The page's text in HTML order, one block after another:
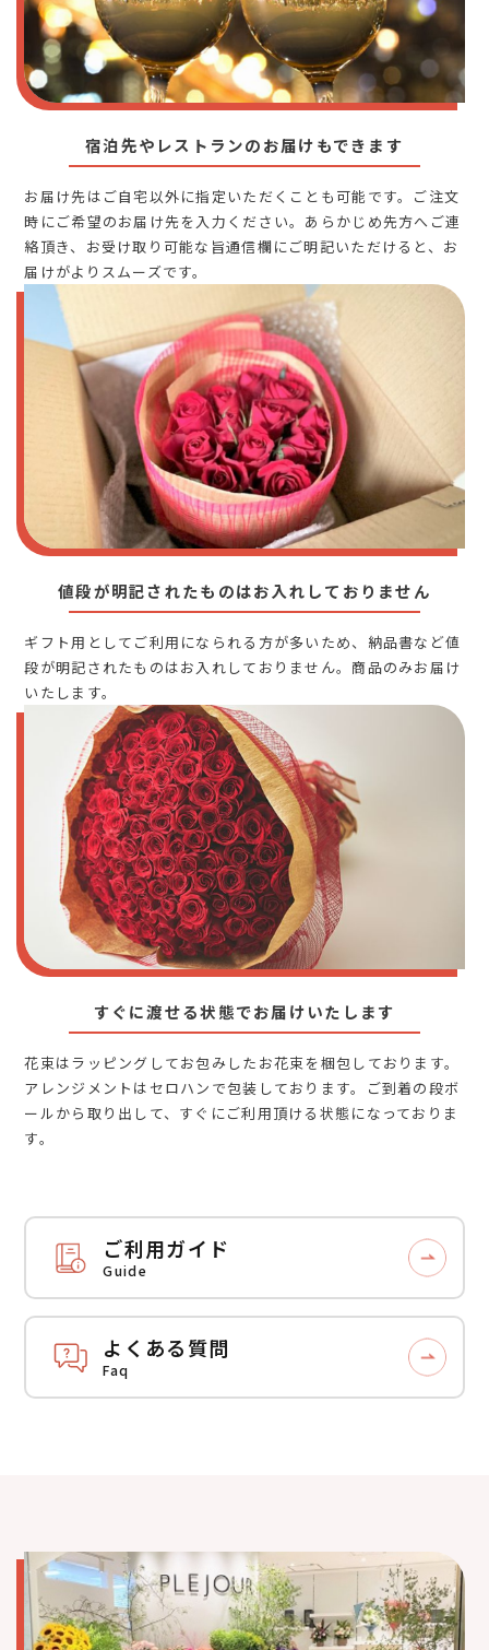
宿泊先やレストランのお届けもできます
お届け先はご自宅以外に指定いただくことも可能です。ご注文
時にご希望のお届け先を入力ください。あらかじめ先方へご連
絡頂き、お受け取り可能な旨通信欄にご明記いただけると、お
届けがよりスムーズです。
値段が明記されたものはお入れしておりません
ギフト用としてご利用になられる方が多いため、納品書など値
段が明記されたものはお入れしておりません。商品のみお届け
いたします。
すぐに渡せる状態でお届けいたします
花束はラッピングしてお包みしたお花束を梱包しております。
アレンジメントはセロハンで包装しております。ご到着の段ボ
ールから取り出して、すぐにご利用頂ける状態になっておりま
す。
ご利用ガイド
Guide
よくある質問
Faq